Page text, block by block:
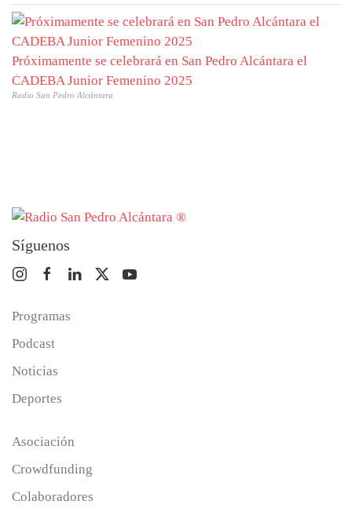
Próximamente se celebrará en San Pedro Alcántara el
CADEBA Junior Femenino 2025
Radio San Pedro Alcántara
Síguenos
Programas
Podcast
Noticias
Deportes
Asociación
Crowdfunding
Colaboradores